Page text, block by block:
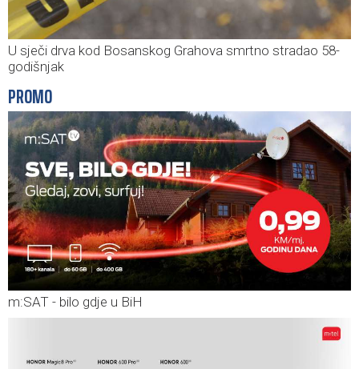
U sječi drva kod Bosanskog Grahova smrtno stradao 58-
godišnjak
PROMO
m:SAT - bilo gdje u BiH